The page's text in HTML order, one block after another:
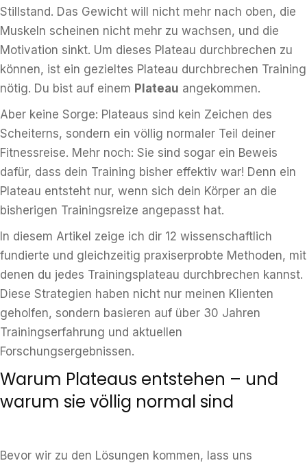
Stillstand. Das Gewicht will nicht mehr nach oben, die
Muskeln scheinen nicht mehr zu wachsen, und die
Motivation sinkt. Um dieses Plateau durchbrechen zu
können, ist ein gezieltes Plateau durchbrechen Training
nötig. Du bist auf einem Plateau angekommen.
Aber keine Sorge: Plateaus sind kein Zeichen des
Scheiterns, sondern ein völlig normaler Teil deiner
Fitnessreise. Mehr noch: Sie sind sogar ein Beweis
dafür, dass dein Training bisher effektiv war! Denn ein
Plateau entsteht nur, wenn sich dein Körper an die
bisherigen Trainingsreize angepasst hat.
In diesem Artikel zeige ich dir 12 wissenschaftlich
fundierte und gleichzeitig praxiserprobte Methoden, mit
denen du jedes Trainingsplateau durchbrechen kannst.
Diese Strategien haben nicht nur meinen Klienten
geholfen, sondern basieren auf über 30 Jahren
Trainingserfahrung und aktuellen
Forschungsergebnissen.
Warum Plateaus entstehen – und
warum sie völlig normal sind
Bevor wir zu den Lösungen kommen, lass uns